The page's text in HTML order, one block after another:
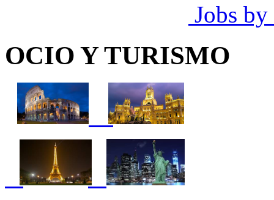
Jobs by
OCIO Y TURISMO